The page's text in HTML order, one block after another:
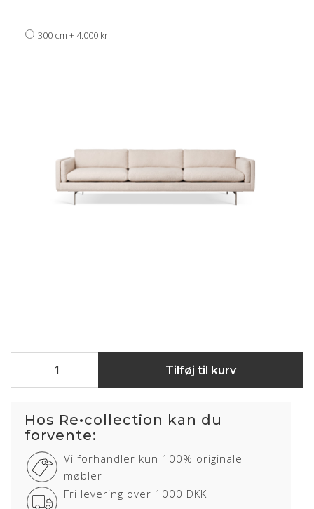
300 cm +4.000 kr.
Tilføj til kurv
Hos Re•collection kan du
forvente:
Vi forhandler kun 100% originale
møbler
Fri levering over 1000 DKK